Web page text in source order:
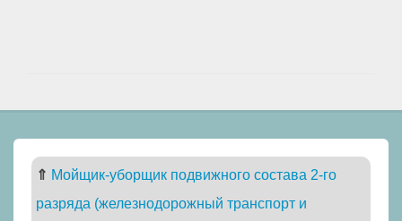
⇑ Мойщик-уборщик подвижного состава 2-го
разряда (железнодорожный транспорт и